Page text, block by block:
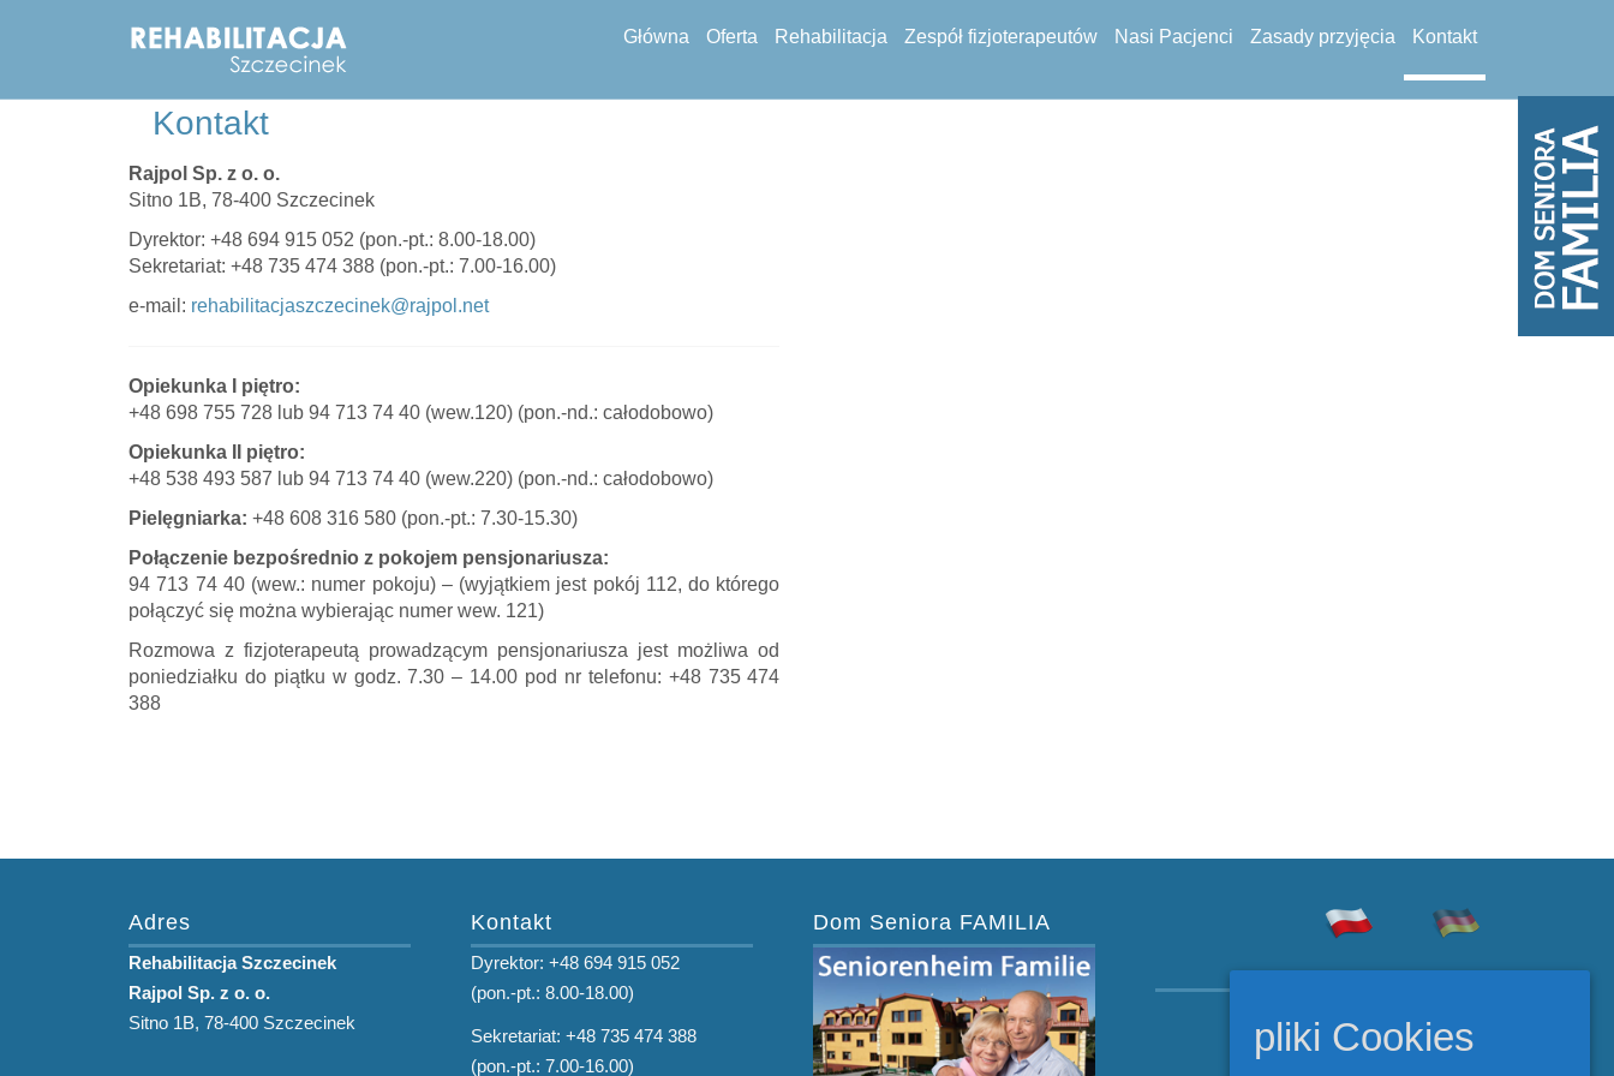
Główna Oferta Rehabilitacja Zespół fizjoterapeutów Nasi Pacjenci Zasady przyjęcia Kontakt
Kontakt
Rajpol Sp. z o. o.
Sitno 1B, 78-400 Szczecinek
Dyrektor: +48 694 915 052 (pon.-pt.: 8.00-18.00)
Sekretariat: +48 735 474 388 (pon.-pt.: 7.00-16.00)
e-mail: rehabilitacjaszczecinek@rajpol.net
Opiekunka I piętro:
+48 698 755 728 lub 94 713 74 40 (wew.120) (pon.-nd.: całodobowo)
Opiekunka II piętro:
+48 538 493 587 lub 94 713 74 40 (wew.220) (pon.-nd.: całodobowo)
Pielęgniarka: +48 608 316 580 (pon.-pt.: 7.30-15.30)
Połączenie bezpośrednio z pokojem pensjonariusza:
94 713 74 40 (wew.: numer pokoju) – (wyjątkiem jest pokój 112, do którego
połączyć się można wybierając numer wew. 121)
Rozmowa z fizjoterapeutą prowadzącym pensjonariusza jest możliwa od
poniedziałku do piątku w godz. 7.30 – 14.00 pod nr telefonu: +48 735 474
388
Adres
Rehabilitacja Szczecinek
Rajpol Sp. z o. o.
Sitno 1B, 78-400 Szczecinek
Kontakt
Dyrektor: +48 694 915 052
(pon.-pt.: 8.00-18.00)
Sekretariat: +48 735 474 388
(pon.-pt.: 7.00-16.00)
Dom Seniora FAMILIA
Szczecinek 2026.
pliki Cookies